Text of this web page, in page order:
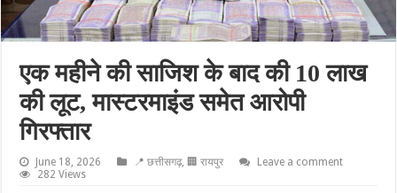
एक महीने की साजिश के बाद की 10 लाख
की लूट, मास्टरमाइंड समेत आरोपी
गिरफ्तार
June 18, 2026 📍 छत्तीसगढ़, 🏢 रायपुर
Leave a comment
282 Views